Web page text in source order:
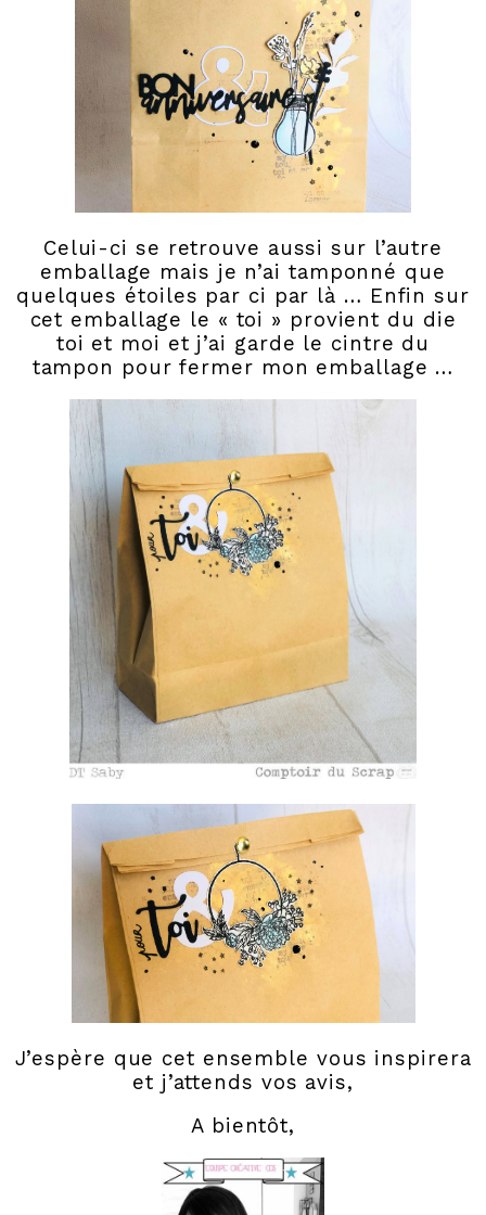
Celui-ci se retrouve aussi sur l’autre
emballage mais je n’ai tamponné que
quelques étoiles par ci par là … Enfin sur
cet emballage le « toi » provient du die
toi et moi et j’ai garde le cintre du
tampon pour fermer mon emballage …
J’espère que cet ensemble vous inspirera
et j’attends vos avis,
A bientôt,